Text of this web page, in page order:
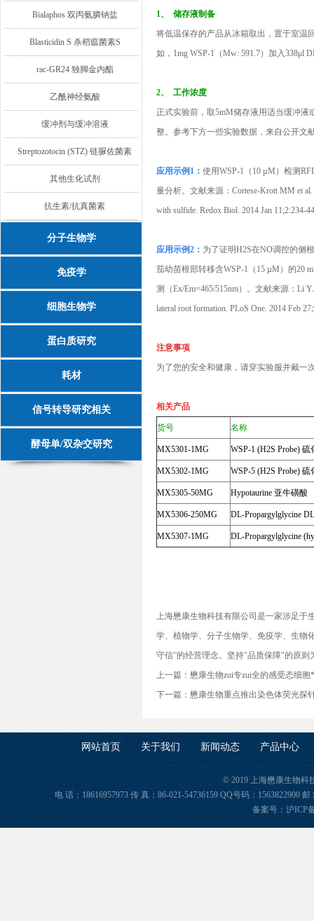
Bialaphos 双丙氨膦钠盐
Blasticidin S 杀稻瘟菌素S
rac-GR24 独脚金内酯
乙酰神经氨酸
缓冲剂与缓冲溶液
Streptozotocin (STZ) 链脲佐菌素
其他生化试剂
抗生素/抗真菌素
分子生物学
免疫学
细胞生物学
蛋白质研究
耗材
信号转导研究相关
酵母单/双杂交研究
1、 储存液制备
将低温保存的产品从冰箱取出，置于室温
如，1mg WSP-1（Mw: 591.7）加入338μl
2、 工作浓度
正式实验前，取5mM储存液用适当缓冲
整。参考下方一些实验数据，来自公开文
应用示例1： 使用WSP-1（10 µM）检测
量分析。文献来源：Cortese-Krott MM et al.
with sulfide. Redox Biol. 2014 Jan 11;2:234-
应用示例2： 为了证明H2S在NO调控的侧
茄幼苗根部转移含WSP-1（15 µM）的20
测（Ex/Em=465/515nm）。文献来源：Li
lateral root formation. PLoS One. 2014 Feb
注意事项
为了您的安全和健康，请穿实验服并戴一
相关产品
货号 名称
MX5301-1MG WSP-1 (H2S Probe)
MX5302-1MG WSP-5 (H2S Probe)
MX5305-50MG Hypotaurine 亚牛磺酸
MX5306-250MG DL-Propargylglycine
MX5307-1MG DL-Propargylglycine
上海懋康生物科技有限公司是一家涉足于
学、植物学、分子生物学、免疫学、生物
守信”的经营理念。坚持"品质保障"的原则
上一篇： 懋康生物zui专zui全的感受态细
下一篇： 懋康生物重点推出染色体荧光探
网站首页 关于我们 新闻动态 产品中心
© 2019 上海懋康生物科
电 话：18616957973 传 真：86-021-54736159 QQ号码：1563822900
备案号： 沪ICP